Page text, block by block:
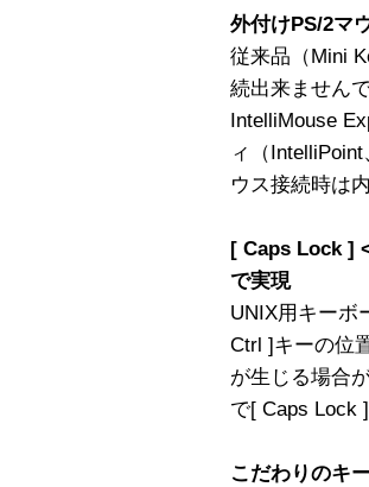
外付けPS/2マ
従来品（Mini
続出来ません
IntelliMouse
ィ（
ウス接続時は
[ Caps Lock ]
で実現
UNIX用キーボ
Ctrl ]キーの位
が生じる場合
で[ Caps Lock
こだわりのキ